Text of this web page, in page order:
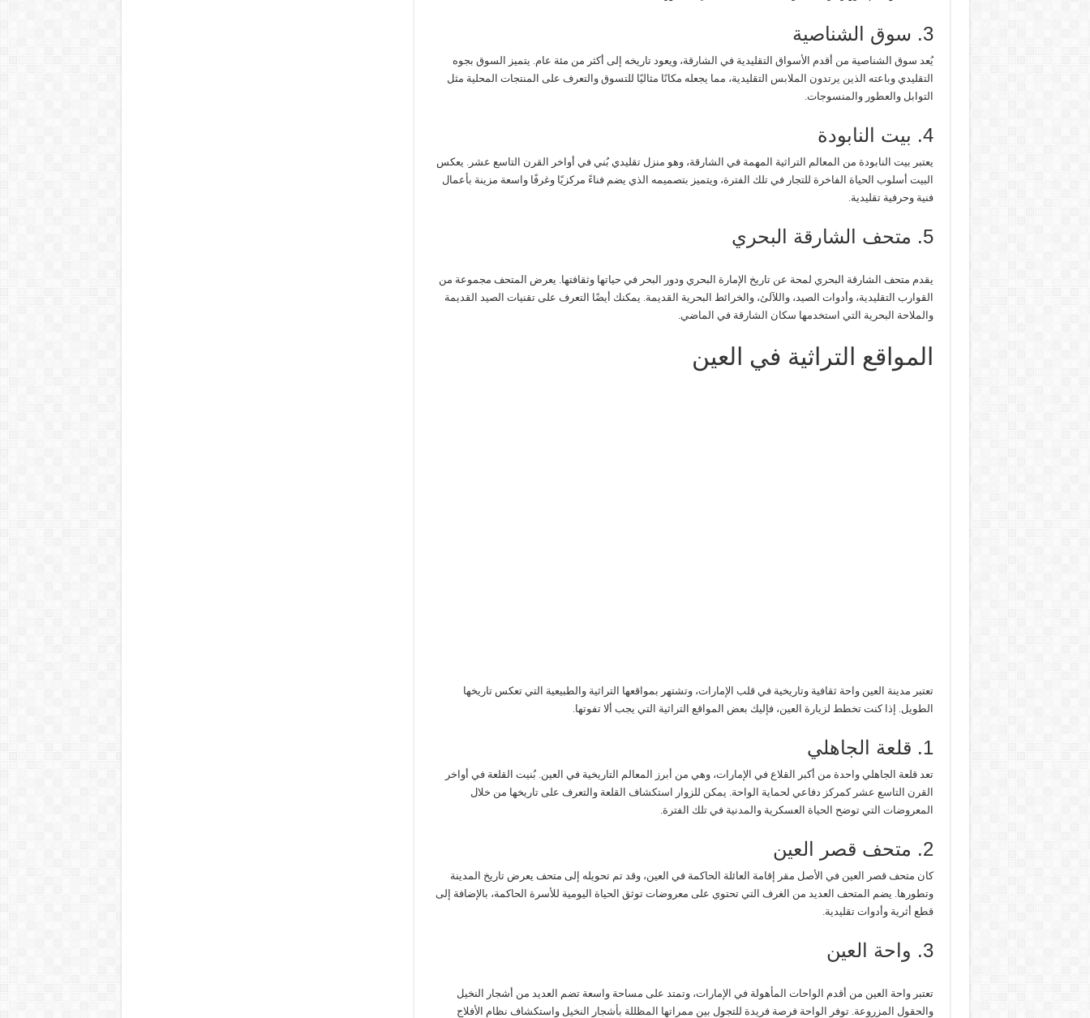
3. سوق الشناصية
يُعد سوق الشناصية من أقدم الأسواق التقليدية في الشارقة، ويعود تاريخه إلى أكثر من مئة عام. يتميز السوق بجوه
التقليدي وباعته الذين يرتدون الملابس التقليدية، مما يجعله مكانًا مثاليًا للتسوق والتعرف على المنتجات المحلية مثل
التوابل والعطور والمنسوجات.
4. بيت النابودة
يعتبر بيت النابودة من المعالم التراثية المهمة في الشارقة، وهو منزل تقليدي بُني في أواخر القرن التاسع عشر. يعكس
البيت أسلوب الحياة الفاخرة للتجار في تلك الفترة، ويتميز بتصميمه الذي يضم فناءً مركزيًا وغرفًا واسعة مزينة بأعمال
فنية وحرفية تقليدية.
5. متحف الشارقة البحري
يقدم متحف الشارقة البحري لمحة عن تاريخ الإمارة البحري ودور البحر في حياتها وثقافتها. يعرض المتحف مجموعة من
القوارب التقليدية، وأدوات الصيد، واللآلئ، والخرائط البحرية القديمة. يمكنك أيضًا التعرف على تقنيات الصيد القديمة
والملاحة البحرية التي استخدمها سكان الشارقة في الماضي.
المواقع التراثية في العين
تعتبر مدينة العين واحة ثقافية وتاريخية في قلب الإمارات، وتشتهر بمواقعها التراثية والطبيعية التي تعكس تاريخها
الطويل. إذا كنت تخطط لزيارة العين، فإليك بعض المواقع التراثية التي يجب ألا تفوتها.
1. قلعة الجاهلي
تعد قلعة الجاهلي واحدة من أكبر القلاع في الإمارات، وهي من أبرز المعالم التاريخية في العين. بُنيت القلعة في أواخر
القرن التاسع عشر كمركز دفاعي لحماية الواحة. يمكن للزوار استكشاف القلعة والتعرف على تاريخها من خلال
المعروضات التي توضح الحياة العسكرية والمدنية في تلك الفترة.
2. متحف قصر العين
كان متحف قصر العين في الأصل مقر إقامة العائلة الحاكمة في العين، وقد تم تحويله إلى متحف يعرض تاريخ المدينة
وتطورها. يضم المتحف العديد من الغرف التي تحتوي على معروضات توثق الحياة اليومية للأسرة الحاكمة، بالإضافة إلى
قطع أثرية وأدوات تقليدية.
3. واحة العين
تعتبر واحة العين من أقدم الواحات المأهولة في الإمارات، وتمتد على مساحة واسعة تضم العديد من أشجار النخيل
والحقول المزروعة. توفر الواحة فرصة فريدة للتجول بين ممراتها المظللة بأشجار النخيل واستكشاف نظام الأفلاج